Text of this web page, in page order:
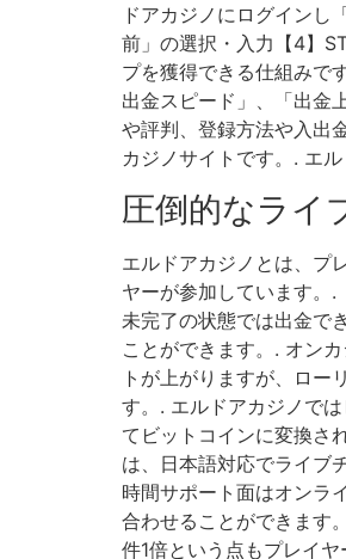
ドアカジノにログインし
前」の選択・入力【4】
プを獲得できる仕組みで
出金スピード」、「出金
や評判、登録方法や入出
カジノサイトです。. エ
圧倒的なライ
エルドアカジノとは、プ
ヤーが参加しています。
未完了の状態では出金で
ことができます。. オン
トが上がりますが、ロ
す。. エルドアカジノで
てビットコインに変換さ
は、日本語対応でライブ
時間サポート面はオンラ
合わせることができます
件1倍という点もプレイ